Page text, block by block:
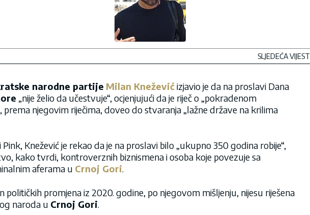
SLJEDEĆA VIJEST
narodne partije Milan Kneževićizjavio je da na proslavi Dana
„nije želio da učestvuje“, ocjenjujući da je riječ o „pokradenom
prema njegovim riječima, doveo do stvaranja „lažne države na krilima
Knežević je rekao da je na proslavi bilo „ukupno 350 godina robije“,
kako tvrdi, kontroverznih biznismena i osoba koje povezuje sa
aferama u Crnoj Gori.
političkih promjena iz 2020. godine, po njegovom mišljenju, nijesu riješena
naroda u Crnoj Gori.